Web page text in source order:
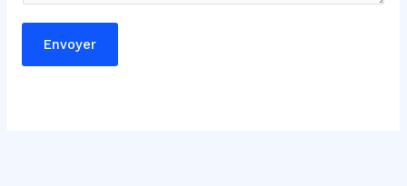
Envoyer